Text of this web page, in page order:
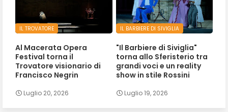
IL TROVATORE
Al Macerata Opera
Festival torna il
Trovatore visionario di
Francisco Negrin
Luglio 20, 2026
IL BARBIERE DI SIVIGLIA
"Il Barbiere di Siviglia"
torna allo Sferisterio tra
grandi voci e un reality
show in stile Rossini
Luglio 19, 2026